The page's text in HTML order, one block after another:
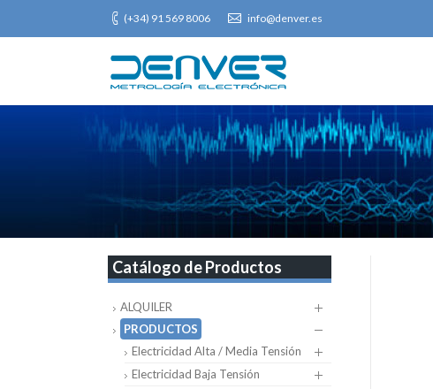
(+34) 91 569 8006 info@denver.es
Catálogo de Productos
ALQUILER
PRODUCTOS
Electricidad Alta / Media Tensión
Electricidad Baja Tensión